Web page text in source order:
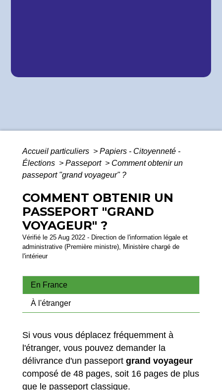
Accueil particuliers > Papiers - Citoyenneté -
Élections > Passeport > Comment obtenir un
passeport "grand voyageur" ?
COMMENT OBTENIR UN
PASSEPORT "GRAND
VOYAGEUR" ?
Vérifié le 25 Aug 2022 - Direction de l'information légale et
administrative (Première ministre), Ministère chargé de
l'intérieur
En France
À l'étranger
Si vous vous déplacez fréquemment à
l'étranger, vous pouvez demander la
délivrance d'un passeport grand voyageur
composé de 48 pages, soit 16 pages de plus
que le passeport classique.